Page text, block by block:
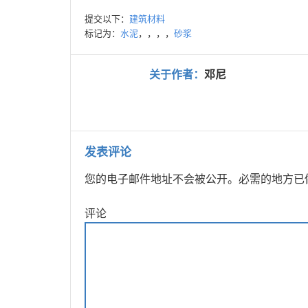
提交以下： 建筑材料
标记为： 水泥，，，， 砂浆
关于作者： 邓尼
发表评论
您的电子邮件地址不会被公开。 必需的地方已
评论